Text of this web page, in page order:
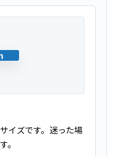
イズです。迷った場
。